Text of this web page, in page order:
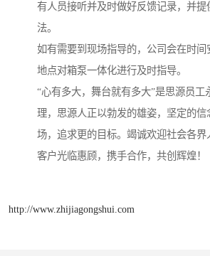
有人员接听并及时做好反馈记录，并提
法。
如有需要到现场指导的，公司会在时
地点对箱泵一体化进行及时指导。
“心有多大，舞台就有多大”是思源员工
理，思源人正以勃发的雄姿，坚定的信
场，追求更的目标。竭诚欢迎社会各界
客户光临惠顾，携手合作，共创辉煌！
http://www.zhijiagongshui.com